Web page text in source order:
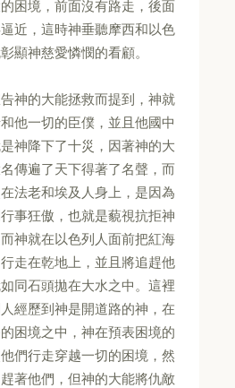
困境，前面沒有路走，後面
近，這時神垂聽摩西和以色
顯神慈愛憐憫的看顧。
神的大能拯救而提到，神就
他一切的臣僕，並且他國中
神降下了十災，因著神的大
傳遍了天下得著了名聲，而
法老和埃及人身上，是因為
事狂傲，也就是藐視抗拒神
神就在以色列人面前把紅海
走在乾地上，並且將追趕他
同石頭拋在大水之中。這裡
經歷到神是開道路的神，在
困境之中，神在預表困境的
們行走穿越一切的困境，然
著他們，但神的大能將仇敵